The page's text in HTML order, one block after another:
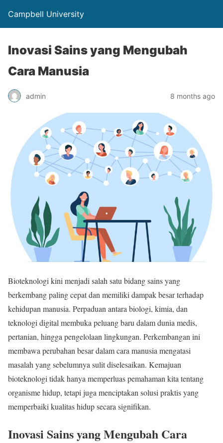
Campbell University
Inovasi Sains yang Mengubah
Cara Manusia
admin 8 months ago
Bioteknologi kini menjadi salah satu bidang sains yang
berkembang paling cepat dan memiliki dampak besar terhadap
kehidupan manusia. Perpaduan antara biologi, kimia, dan
teknologi digital membuka peluang baru dalam dunia medis,
pertanian, hingga pengelolaan lingkungan. Perkembangan ini
membawa perubahan besar dalam cara manusia mengatasi
masalah yang sebelumnya sulit diselesaikan. Kemajuan
bioteknologi tidak hanya memperluas pemahaman kita tentang
organisme hidup, tetapi juga menciptakan solusi praktis yang
memperbaiki kualitas hidup secara signifikan.
Inovasi Sains yang Mengubah Cara